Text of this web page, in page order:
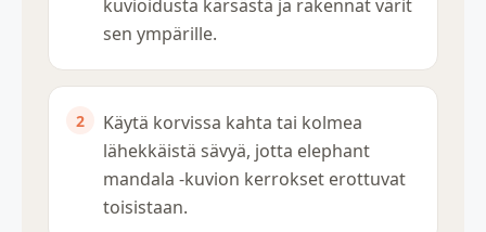
kuvioidusta kärsästä ja rakennat värit
sen ympärille.
Käytä korvissa kahta tai kolmea
lähekkäistä sävyä, jotta elephant
mandala -kuvion kerrokset erottuvat
toisistaan.